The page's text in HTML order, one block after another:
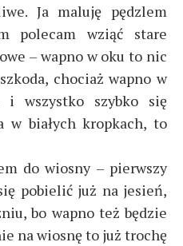
Ja maluję pędzlem
polecam wziąć stare
– wapno w oku to nic
chociaż wapno w
i wszystko szybko się
w białych kropkach, to
do wiosny – pierwszy
pobielić już na jesień,
bo wapno też będzie
na wiosnę to już trochę